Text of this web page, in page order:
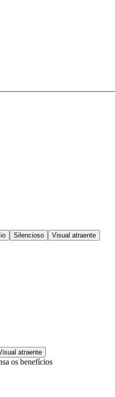
Silencioso Visual atraente
atraente
os benefícios